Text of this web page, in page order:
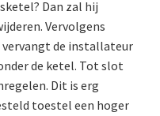
Dan zal hij
Vervolgens
de installateur
de ketel. Tot slot
Dit is erg
toestel een hoger